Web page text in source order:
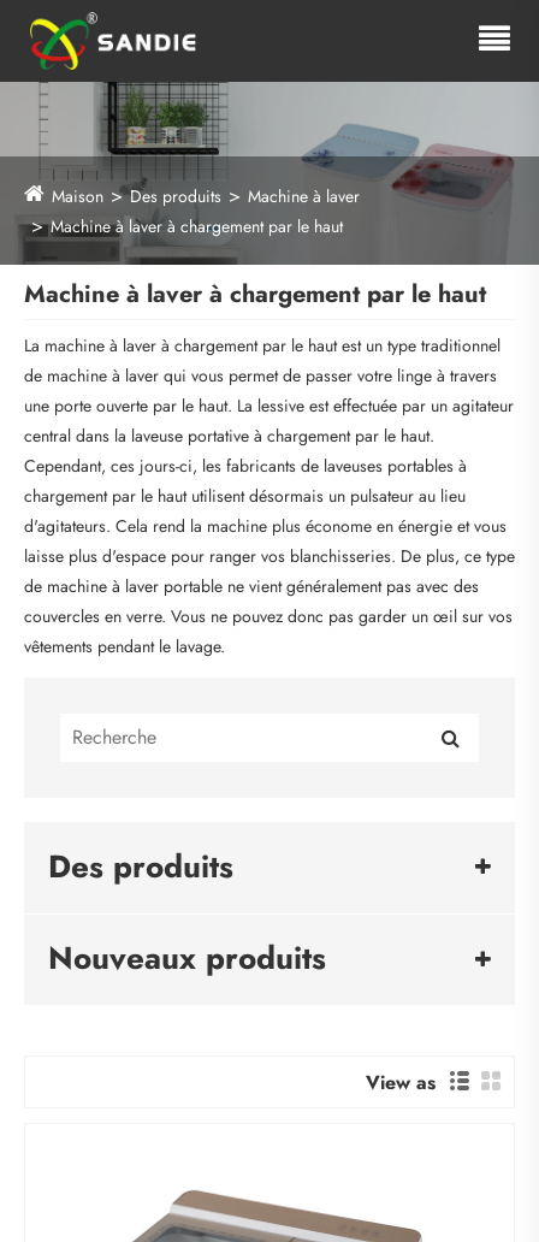
Maison Des produits
Machine à laver
Machine à laver à chargement par le haut
Machine à laver à chargement par le haut
La machine à laver à chargement par le haut est un type traditionnel
de machine à laver qui vous permet de passer votre linge à travers
une porte ouverte par le haut. La lessive est effectuée par un agitateur
central dans la laveuse portative à chargement par le haut.
Cependant, ces jours-ci, les fabricants de laveuses portables à
chargement par le haut utilisent désormais un pulsateur au lieu
d'agitateurs. Cela rend la machine plus économe en énergie et vous
laisse plus d'espace pour ranger vos blanchisseries. De plus, ce type
de machine à laver portable ne vient généralement pas avec des
couvercles en verre. Vous ne pouvez donc pas garder un œil sur vos
vêtements pendant le lavage.
Des produits
Nouveaux produits
View as